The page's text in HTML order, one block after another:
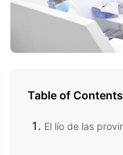
Table of Contents
El lío de las